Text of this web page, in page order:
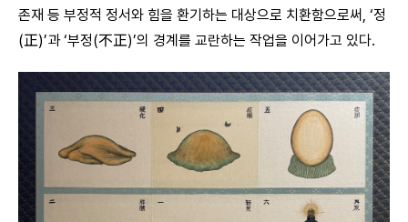
존재 등 부정적 정서와 힘을 환기하는 대상으로 치환함으로써, ‘정
(正)’과 ‘부정(不正)’의 경계를 교란하는 작업을 이어가고 있다.